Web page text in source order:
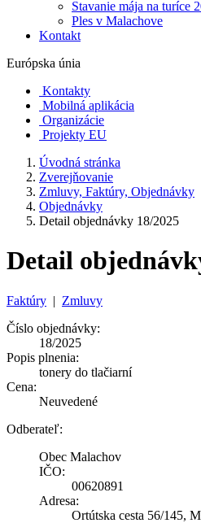
Stavanie mája na turíce
Ples v Malachove
Kontakt
Európska únia
Kontakty
Mobilná aplikácia
Organizácie
Projekty EU
Úvodná stránka
Zverejňovanie
Zmluvy, Faktúry, Objednávky
Objednávky
Detail objednávky 18/2025
Detail
Faktúry | Zmluvy
Číslo objednávky:
18/2025
Popis plnenia:
tonery do tlačiarní
Cena:
Neuvedené
Odberateľ:
Obec Malachov
IČO:
00620891
Adresa:
Ortútska cesta 56/145,